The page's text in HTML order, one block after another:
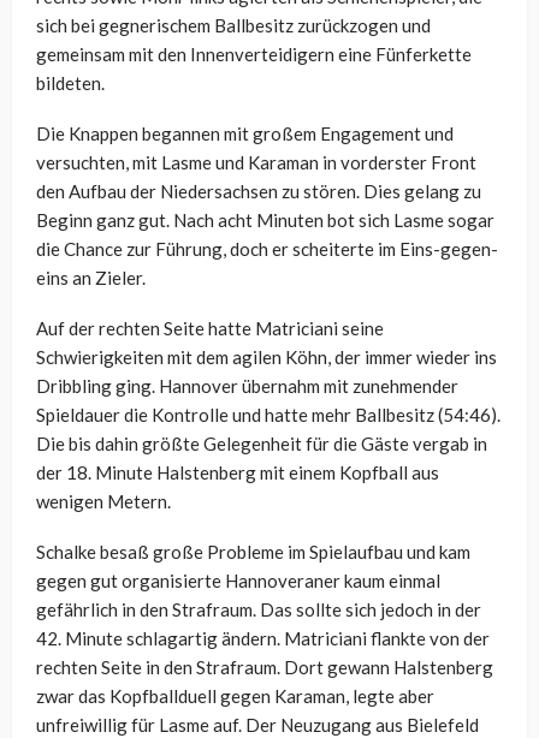
sich bei gegnerischem Ballbesitz zurückzogen und
gemeinsam mit den Innenverteidigern eine Fünferkette
bildeten.
Die Knappen begannen mit großem Engagement und
versuchten, mit Lasme und Karaman in vorderster Front
den Aufbau der Niedersachsen zu stören. Dies gelang zu
Beginn ganz gut. Nach acht Minuten bot sich Lasme sogar
die Chance zur Führung, doch er scheiterte im Eins-gegen-
eins an Zieler.
Auf der rechten Seite hatte Matriciani seine
Schwierigkeiten mit dem agilen Köhn, der immer wieder ins
Dribbling ging. Hannover übernahm mit zunehmender
Spieldauer die Kontrolle und hatte mehr Ballbesitz (54:46).
Die bis dahin größte Gelegenheit für die Gäste vergab in
der 18. Minute Halstenberg mit einem Kopfball aus
wenigen Metern.
Schalke besaß große Probleme im Spielaufbau und kam
gegen gut organisierte Hannoveraner kaum einmal
gefährlich in den Strafraum. Das sollte sich jedoch in der
42. Minute schlagartig ändern. Matriciani flankte von der
rechten Seite in den Strafraum. Dort gewann Halstenberg
zwar das Kopfballduell gegen Karaman, legte aber
unfreiwillig für Lasme auf. Der Neuzugang aus Bielefeld